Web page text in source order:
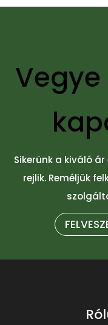
Vegye
Sikerünk a kiváló
rejlik. Reméljük